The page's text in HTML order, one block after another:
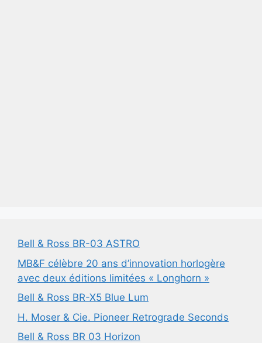
Bell & Ross BR-03 ASTRO
MB&F célèbre 20 ans d’innovation horlogère
avec deux éditions limitées « Longhorn »
Bell & Ross BR-X5 Blue Lum
H. Moser & Cie. Pioneer Retrograde Seconds
Bell & Ross BR 03 Horizon